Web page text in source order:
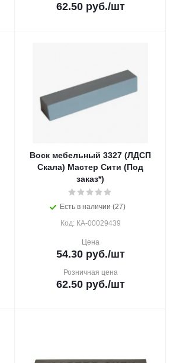
62.50руб./шт
Воск мебельный 3327 (ЛДСП
Скала) Мастер Сити (Под
заказ*)
Есть в наличии (27)
Код: КА-00029439
Цена
54.30руб./шт
Розничная цена
62.50руб./шт